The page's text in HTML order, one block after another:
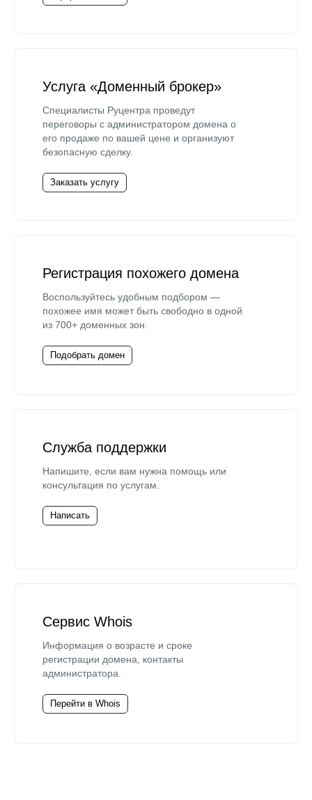
Услуга «Доменный брокер»
Специалисты Руцентра проведут
переговоры с администратором домена о
его продаже по вашей цене и организуют
безопасную сделку.
Заказать услугу
Регистрация похожего домена
Воспользуйтесь удобным подбором —
похожее имя может быть свободно в одной
из 700+ доменных зон.
Подобрать домен
Служба поддержки
Напишите, если вам нужна помощь или
консультация по услугам.
Написать
Сервис Whois
Информация о возрасте и сроке
регистрации домена, контакты
администратора.
Перейти в Whois